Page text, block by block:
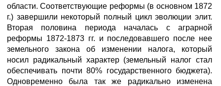
области. Соответствующие реформы (в основном 1872
г.) завершили некоторый полный цикл эволюции элит.
Вторая половина периода началась с аграрной
реформы 1872-1873 гг. и последовавшего после нее
земельного закона об изменении налога, который
носил радикальный характер (земельный налог стал
обеспечивать почти 80% государственного бюджета).
Одновременно была так же радикально изменена